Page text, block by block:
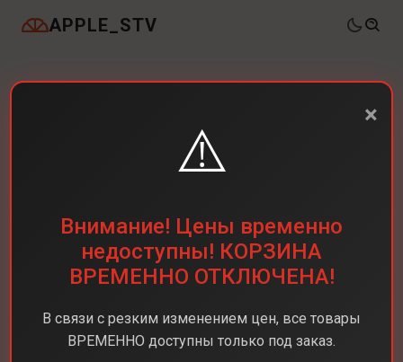
APPLE_STV
×
⚠️
Внимание! Цены временно
недоступны! КОРЗИНА
ВРЕМЕННО ОТКЛЮЧЕНА!
В связи с резким изменением цен, все товары
ВРЕМЕННО доступны только под заказ.